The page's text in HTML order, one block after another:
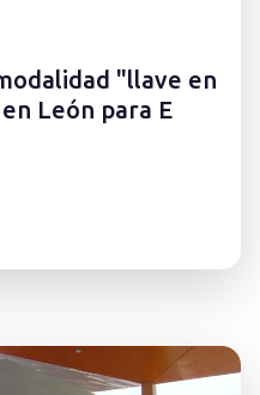
"llave en
León para E